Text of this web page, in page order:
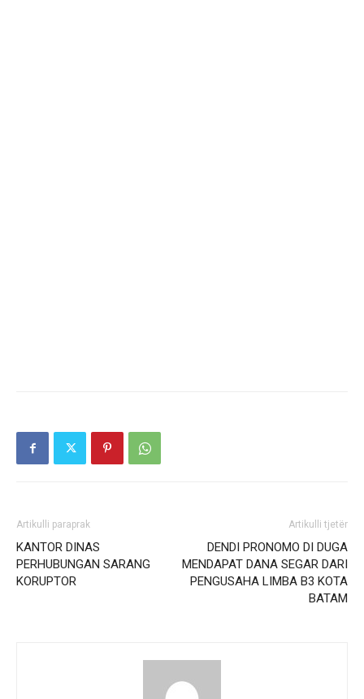
Artikulli paraprak
KANTOR DINAS
PERHUBUNGAN SARANG
KORUPTOR
Artikulli tjetër
DENDI PRONOMO DI DUGA
MENDAPAT DANA SEGAR DARI
PENGUSAHA LIMBA B3 KOTA
BATAM